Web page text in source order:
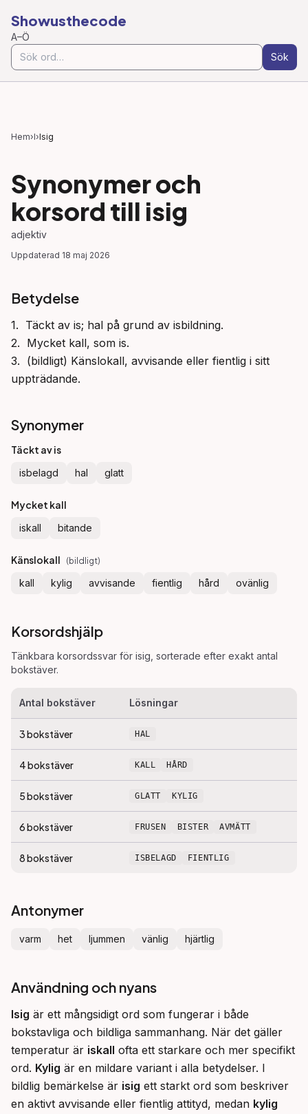
Showusthecode
A–Ö
Sök
Hem›I›Isig
Synonymer och
korsord till isig
adjektiv
Uppdaterad 18 maj 2026
Betydelse
1.  Täckt av is; hal på grund av isbildning.
2.  Mycket kall, som is.
3.  (bildligt) Känslokall, avvisande eller fientlig i sitt
uppträdande.
Synonymer
Täckt av is
isbelagd hal glatt
Mycket kall
iskall bitande
Känslokall (bildligt)
kall kylig avvisande fientlig hård ovänlig
Korsordshjälp
Tänkbara korsordssvar för isig , sorterade efter exakt antal
bokstäver.
Antal bokstäver Lösningar
3bokstäver HAL
4bokstäver KALL HÅRD
5bokstäver GLATT KYLIG
6bokstäver FRUSEN BISTER AVMÄTT
8bokstäver ISBELAGD FIENTLIG
Antonymer
varm het ljummen vänlig hjärtlig
Användning och nyans
Isig är ett mångsidigt ord som fungerar i både
bokstavliga och bildliga sammanhang. När det gäller
temperatur är iskall ofta ett starkare och mer specifikt
ord. Kylig är en mildare variant i alla betydelser. I
bildlig bemärkelse är isig ett starkt ord som beskriver
en aktivt avvisande eller fientlig attityd, medan kylig